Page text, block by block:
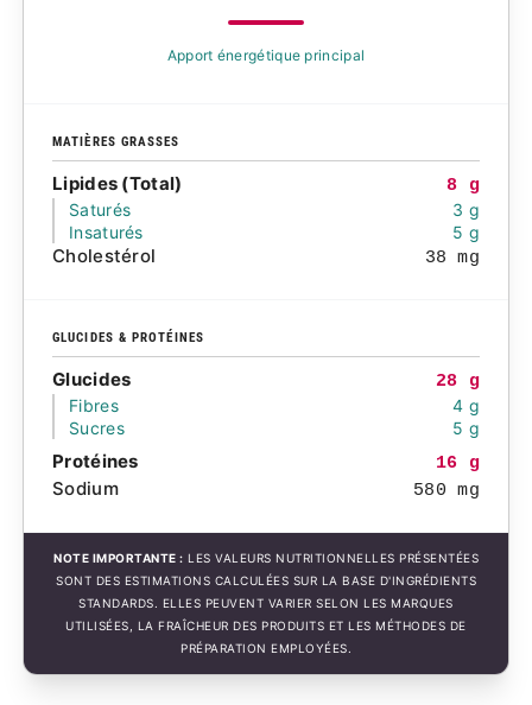
Apport énergétique principal
MATIÈRES GRASSES
Lipides (Total)
8 g
Saturés
3 g
Insaturés
5 g
Cholestérol 38 mg
GLUCIDES & PROTÉINES
Glucides
28 g
Fibres
4 g
Sucres
5 g
Protéines 16 g
Sodium 580 mg
NOTE IMPORTANTE : LES VALEURS NUTRITIONNELLES PRÉSENTÉES
SONT DES ESTIMATIONS CALCULÉES SUR LA BASE D'INGRÉDIENTS
STANDARDS. ELLES PEUVENT VARIER SELON LES MARQUES
UTILISÉES, LA FRAÎCHEUR DES PRODUITS ET LES MÉTHODES DE
PRÉPARATION EMPLOYÉES.